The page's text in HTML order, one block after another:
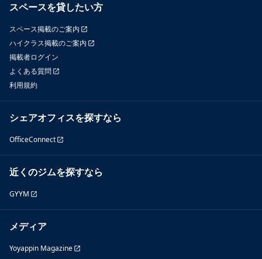
スペースを貸したい方
スペース掲載のご案内
ハイクラス掲載のご案内
掲載者ログイン
よくある質問
利用規約
シェアオフィスを探すなら
OfficeConnect
近くのジムを探すなら
GYYM
メディア
Yoyappin Magazine